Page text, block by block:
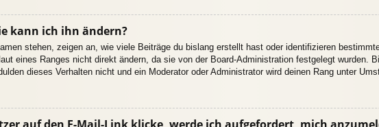
kann ich ihn ändern?
stehen, zeigen an, wie viele Beiträge du bislang erstellt hast oder identifizieren
eines Ranges nicht direkt ändern, da sie von der Board-Administration festgelegt wurden.
dieses Verhalten nicht und ein Moderator oder Administrator wird deinen Rang unter